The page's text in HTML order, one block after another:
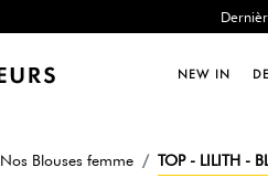
NEW IN
Nos Blouses femme TOP - LILITH -